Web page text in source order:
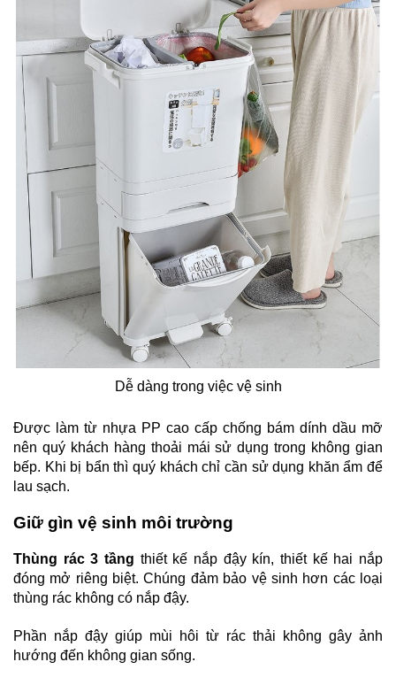
Dễ dàng trong việc vệ sinh
Được làm từ nhựa PP cao cấp chống bám dính dầu mỡ
nên quý khách hàng thoải mái sử dụng trong không gian
bếp. Khi bị bẩn thì quý khách chỉ cần sử dụng khăn ẩm để
lau sạch.
Giữ gìn vệ sinh môi trường
Thùng rác 3 tầng thiết kế nắp đậy kín, thiết kế hai nắp
đóng mở riêng biệt. Chúng đảm bảo vệ sinh hơn các loại
thùng rác không có nắp đậy.
Phần nắp đậy giúp mùi hôi từ rác thải không gây ảnh
hướng đến không gian sống.